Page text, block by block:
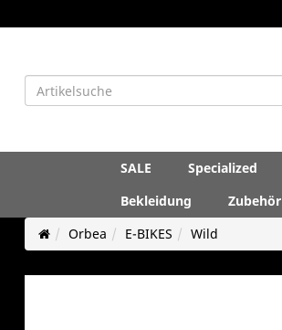
SALE Specialized
Bekleidung
Zubehör
Orbea
E-BIKES Wild